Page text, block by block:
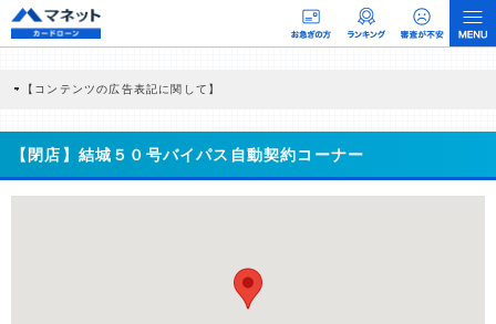
【コンテンツの広告表記に関して】
商品を根拠なくPRするものではなく、当編集部の調査／ユーザーへの口コミ収集な
どに基づき、公平性を担保した情報提供を行っています。
>提携企業一覧
【閉店】結城５０号バイパス自動契約コーナー